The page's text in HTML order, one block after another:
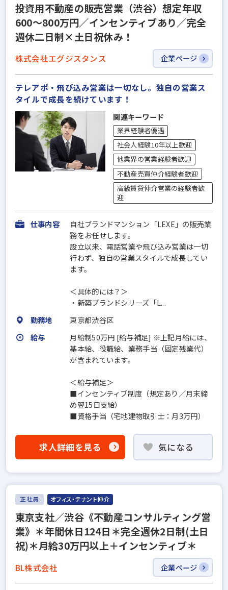
投資用不動産の販売営業（渋谷）想定年収
600～800万円／インセンティブあり／完全
週休二日制×土日祝休み！
株式会社エグジスタンス 企業ページ
テレアポ・飛び込み営業は一切なし。独自の営業ス
タイルで成長を続けています！
関連キーワード
業界経験者優遇
社会人経験10年以上歓迎
他業界の営業経験者歓迎
不動産売買仲介経験者歓迎
高級賃貸仲介営業の経験者歓
迎
仕事内容
自社ブランドマンション「LEXE」の販売業
務をお任せします。
設立以来、電話営業や飛び込み営業は一切
行わず、独自の営業スタイルで成長してい
ます。
＜具体的には？＞
・新築ブランドシリーズ「L...
勤務地
東京都渋谷区
給与
月給制50万円 [給与補足] ※上記月給には、
基本給、役職給、業務手当（固定残業代）
が含まれています。
＜給与補足＞
■インセンティブ制度（規定あり／月末締
め翌15日支給）
■資格手当（宅地建物取引士：月3万円）
求人詳細を見る 気になる
正社員 オフィス・テナント仲介
東京支社／渋谷《不動産コンサルティング営
業》＊年間休日124日＊完全週休2日制(土日
祝)＊月給30万円以上＋インセンティブ＊
BL株式会社 企業ページ